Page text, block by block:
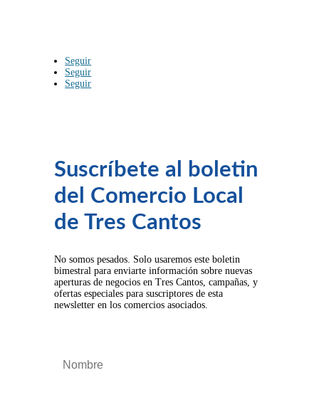
Seguir
Seguir
Seguir
Suscríbete al boletin
del Comercio Local
de Tres Cantos
No somos pesados. Solo usaremos este boletin
bimestral para enviarte información sobre nuevas
aperturas de negocios en Tres Cantos, campañas, y
ofertas especiales para suscriptores de esta
newsletter en los comercios asociados.